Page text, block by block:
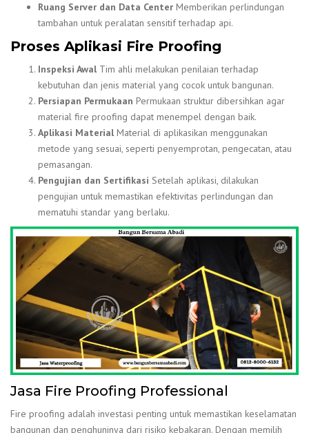
Ruang Server dan Data Center Memberikan perlindungan
tambahan untuk peralatan sensitif terhadap api.
Proses Aplikasi Fire Proofing
Inspeksi AwalTim ahli melakukan penilaian terhadap
kebutuhan dan jenis material yang cocok untuk bangunan.
Persiapan Permukaan Permukaan struktur dibersihkan agar
material fire proofing dapat menempel dengan baik.
Aplikasi MaterialMaterial di aplikasikan menggunakan
metode yang sesuai, seperti penyemprotan, pengecatan, atau
pemasangan.
Pengujian dan Sertifikasi Setelah aplikasi, dilakukan
pengujian untuk memastikan efektivitas perlindungan dan
mematuhi standar yang berlaku.
Jasa Fire Proofing Professional
Fire proofing adalah investasi penting untuk memastikan keselamatan
bangunan dan penghuninya dari risiko kebakaran. Dengan memilih